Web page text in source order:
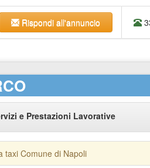
Rispondi all'annuncio
e Prestazioni Lavorative
taxi Comune di Napoli